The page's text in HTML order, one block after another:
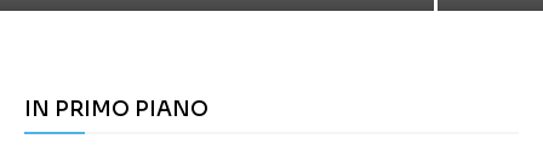
IN PRIMO PIANO